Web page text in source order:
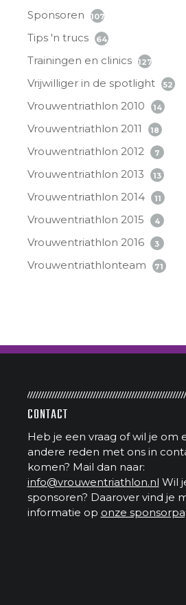
Sponsoren 107
Tips 'n trucs 64
Trainingen en clinics 127
Vrijwilliger in de spotlight 52
Vrouwentriathlon 2010 14
Vrouwentriathlon 2011 18
Vrouwentriathlon 2012 7
Vrouwentriathlon 2013 13
Vrouwentriathlon 2014 11
Vrouwentriathlon 2015 4
Vrouwentriathlon 2016 3
Vrouwentriathlonteam 71
CONTACT
Heb je een vraag of wil je om
andere reden met ons in
komen? Mail dan naar:
info@vrouwentriathlon.nl Wil
sponsoren? Daarover vind je
informatie op onze